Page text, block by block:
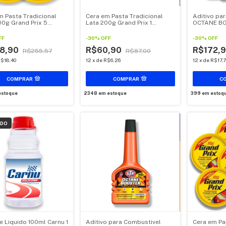
Pasta Tradicional
Grand Prix 5
Pasta Auto Brilho e
R$255,57
Cera em Pasta Tradicional
Lata 200g Grand Prix 1
Carro em Pasta Auto Brilho e
-30%OFF
R$60,90 R$87,00
12 xde R$6,26
2348 em estoque
Aditivo
OCTANE
-30% OFF
12 x de
399 em
Liquido 100ml Carnu 1
Aditivo para Combustivel
Cera em